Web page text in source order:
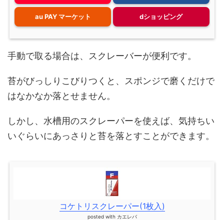
au PAY マーケット dショッピング
手動で取る場合は、スクレーバーが便利です。
苔がびっしりこびりつくと、スポンジで磨くだけで
はなかなか落とせません。
しかし、水槽用のスクレーパーを使えば、気持ちい
いぐらいにあっさりと苔を落とすことができます。
コケトリスクレーパー(1枚入)
posted with カエレバ